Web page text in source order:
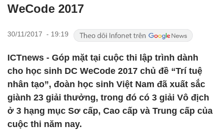
WeCode 2017
30/11/2017 - 19:19
ICTnews - Góp mặt tại cuộc thi lập trình dành
cho học sinh DC WeCode 2017 chủ đề “Trí tuệ
nhân tạo”, đoàn học sinh Việt Nam đã xuất sắc
giành 23 giải thưởng, trong đó có 3 giải Vô địch
ở 3 hạng mục Sơ cấp, Cao cấp và Trung cấp của
cuộc thi năm nay.